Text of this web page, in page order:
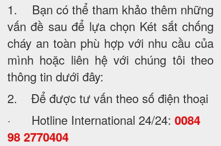
1. Bạn có thể tham khảo thêm những
vấn đề sau để lựa chọn Két sắt chống
cháy an toàn phù hợp với nhu cầu của
mình hoặc liên hệ với chúng tôi theo
thông tin dưới đây:
2. Để được tư vấn theo số điện thoại
· Hotline International 24/24: 0084
98 2770404